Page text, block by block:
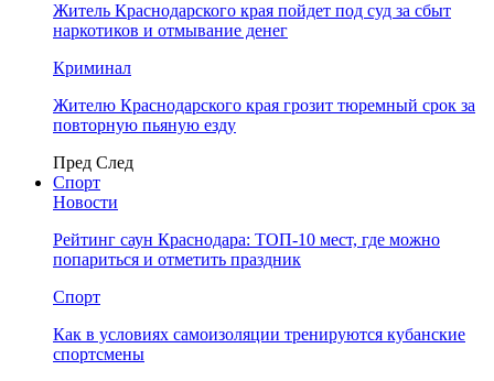
Житель Краснодарского края пойдет под суд за сбыт
наркотиков и отмывание денег
Криминал
Жителю Краснодарского края грозит тюремный срок за
повторную пьяную езду
Пред След
Спорт
Новости
Рейтинг саун Краснодара: ТОП-10 мест, где можно
попариться и отметить праздник
Спорт
Как в условиях самоизоляции тренируются кубанские
спортсмены